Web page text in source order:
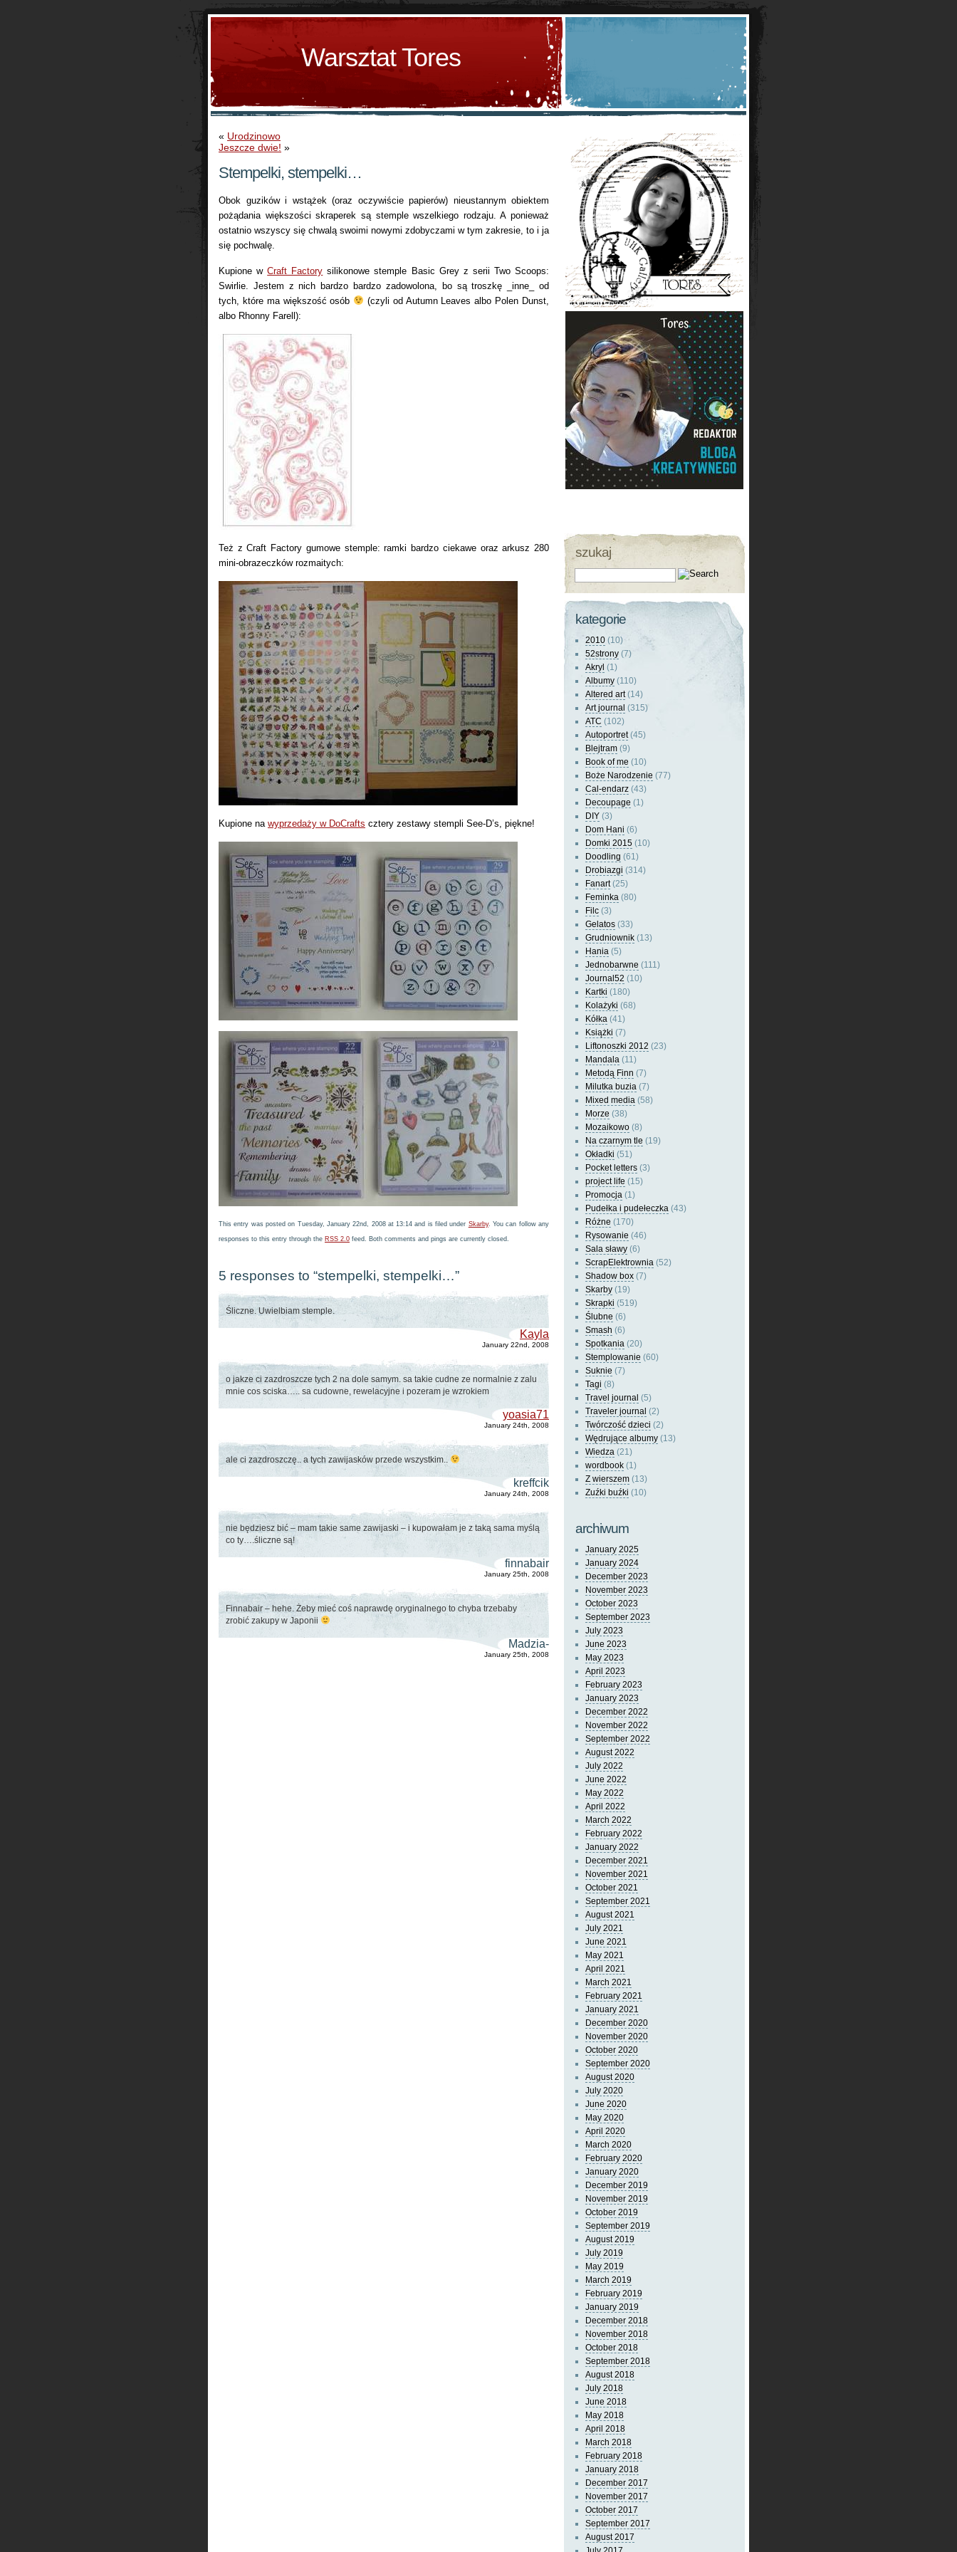
Warsztat Tores
« Urodzinowo
Jeszcze dwie! »
Stempelki, stempelki…
Obok guzików i wstążek (oraz oczywiście papierów) nieustannym obiektem
pożądania większości skraperek są stemple wszelkiego rodzaju. A ponieważ
ostatnio wszyscy się chwalą swoimi nowymi zdobyczami w tym zakresie, to i ja
się pochwalę.
Kupione wCraft Factory silikonowe stemple Basic Grey z serii Two Scoops:
Swirlie. Jestem z nich bardzo bardzo zadowolona, bo są troszkę _inne_ od
tych, które ma większość osób
(czyli od Autumn Leaves albo Polen Dunst,
albo Rhonny Farell):
Też z Craft Factory gumowe stemple: ramki bardzo ciekawe oraz arkusz 280
mini-obrazeczków rozmaitych:
Kupione na wyprzedaży w DoCrafts cztery zestawy stempli See-D’s, piękne!
This entry was posted on Tuesday, January 22nd, 2008 at 13:14 and is filed under Skarby. You can follow any
responses to this entry through the RSS 2.0 feed. Both comments and pings are currently closed.
5 responses to “stempelki, stempelki…”
Śliczne. Uwielbiam stemple.
Kayla
January 22nd, 2008
o jakze ci zazdroszcze tych 2 na dole samym. sa takie cudne ze normalnie z zalu
mnie cos sciska….. sa cudowne, rewelacyjne i pozeram je wzrokiem
yoasia71
January 24th, 2008
ale ci zazdroszczę.. a tych zawijasków przede wszystkim..
kreffcik
January 24th, 2008
nie będziesz bić – mam takie same zawijaski – i kupowałam je z taką sama myślą
co ty….śliczne są!
finnabair
January 25th, 2008
Finnabair – hehe. Żeby mieć coś naprawdę oryginalnego to chyba trzebaby
zrobić zakupy w Japonii
Madzia-
January 25th, 2008
szukaj
kategorie
2010 (10)
52strony (7)
Akryl (1)
Albumy (110)
Altered art(14)
Art journal (315)
ATC (102)
Autoportret(45)
Blejtram (9)
Book of me (10)
Boże Narodzenie (77)
Cal-endarz (43)
Decoupage (1)
DIY (3)
Dom Hani (6)
Domki 2015 (10)
Doodling (61)
Drobiazgi (314)
Fanart(25)
Feminka (80)
Filc (3)
Gelatos (33)
Grudniownik (13)
Hania (5)
Jednobarwne (111)
Journal52 (10)
Kartki (180)
Kolażyki (68)
Kółka (41)
Książki (7)
Liftonoszki 2012 (23)
Mandala (11)
Metodą Finn (7)
Milutka buzia (7)
Mixed media (58)
Morze (38)
Mozaikowo (8)
Na czarnym tle (19)
Okładki (51)
Pocket letters (3)
project life (15)
Promocja (1)
Pudełka i pudełeczka (43)
Różne (170)
Rysowanie (46)
Sala sławy (6)
ScrapElektrownia (52)
Shadow box (7)
Skarby (19)
Skrapki (519)
Ślubne (6)
Smash (6)
Spotkania (20)
Stemplowanie (60)
Suknie (7)
Tagi (8)
Travel journal (5)
Traveler journal (2)
Twórczość dzieci (2)
Wędrujące albumy (13)
Wiedza (21)
wordbook (1)
Z wierszem (13)
Zuźki buźki (10)
archiwum
January 2025
January 2024
December 2023
November 2023
October 2023
September 2023
July 2023
June 2023
May 2023
April 2023
February 2023
January 2023
December 2022
November 2022
September 2022
August 2022
July 2022
June 2022
May 2022
April 2022
March 2022
February 2022
January 2022
December 2021
November 2021
October 2021
September 2021
August 2021
July 2021
June 2021
May 2021
April 2021
March 2021
February 2021
January 2021
December 2020
November 2020
October 2020
September 2020
August 2020
July 2020
June 2020
May 2020
April 2020
March 2020
February 2020
January 2020
December 2019
November 2019
October 2019
September 2019
August 2019
July 2019
May 2019
March 2019
February 2019
January 2019
December 2018
November 2018
October 2018
September 2018
August 2018
July 2018
June 2018
May 2018
April 2018
March 2018
February 2018
January 2018
December 2017
November 2017
October 2017
September 2017
August 2017